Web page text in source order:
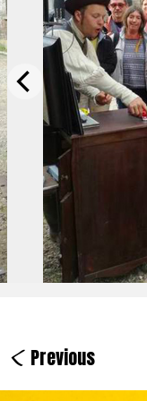
< Previous